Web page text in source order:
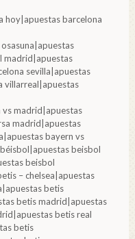
hoy|apuestas barcelona
madrid|apuestas
sevilla|apuestas
villarreal|apuestas
madrid|apuestas
madrid|apuestas
bayern vs
beisbol
beisbol
– chelsea|apuestas
betis
betis madrid|apuestas
betis real
betis